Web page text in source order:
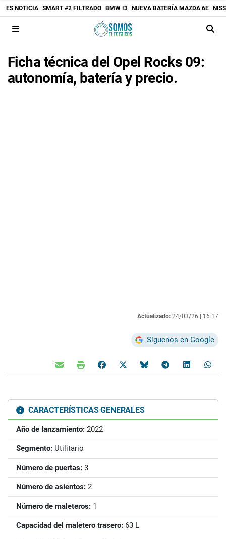
ES NOTICIA SMART #2 FILTRADO BMW I3 NUEVA BATERÍA MAZDA 6E
Ficha técnica del Opel Rocks 09:
autonomía, batería y precio.
Actualizado: 24/03/26 | 16:17
Síguenos en Google
CARACTERÍSTICAS GENERALES
Año de lanzamiento: 2022
Segmento: Utilitario
Número de puertas: 3
Número de asientos: 2
Número de maleteros: 1
Capacidad del maletero trasero: 63 L